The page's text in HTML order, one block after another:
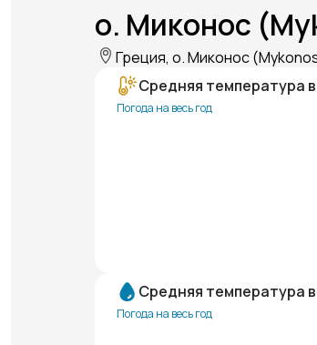
о. Миконос
Греция, о. Миконос
Средняя температура
Погода на весь год
Средняя температура
Погода на весь год